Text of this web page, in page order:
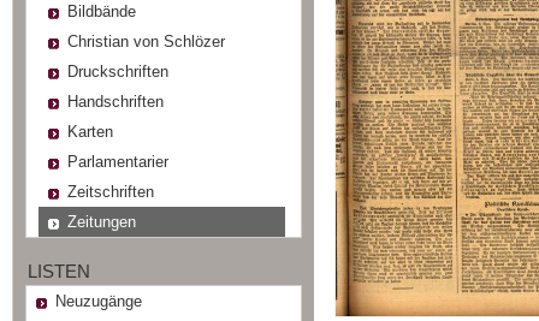
Bildbände
Christian von Schlözer
Druckschriften
Handschriften
Karten
Parlamentarier
Zeitschriften
Zeitungen
LISTEN
Neuzugänge